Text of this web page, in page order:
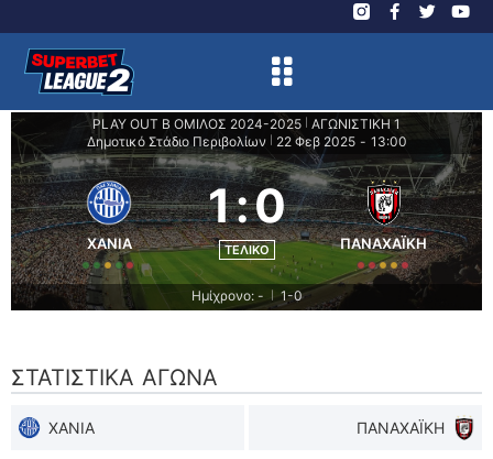
PLAY OUT B ΟΜΙΛΟΣ 2024-2025 ΑΓΩΝΙΣΤΙΚΗ 1
Δημοτικό Στάδιο Περιβολίων
22 Φεβ 2025 - 13:00
ΧΑΝΙΑ
1:0
ΤΕΛΙΚΌ ΠΑΝΑΧΑΪΚΗ
Ημίχρονο: - 1-0
ΣΤΑΤΙΣΤΙΚΆ ΑΓΏΝΑ
ΧΑΝΙΑ ΠΑΝΑΧΑΪΚΗ